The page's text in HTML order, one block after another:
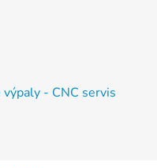
- CNC servis